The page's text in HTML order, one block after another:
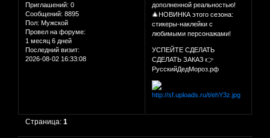
Приглашений: 0
Сообщений: 8895
Пол: Мужской
Провел на форуме:
1 месяц 6 дней
Последний визит:
2026-08-02 16:33:08
дополненной реальностью!
🎄НОВИНКА этого сезона:
стикеры-наклейки с
любимыми персонажами!
УСПЕЙТЕ СДЕЛАТЬ
СДЕЛАТЬ ЗАКАЗ 👉
РусскийДедМороз.рф
Страница:1